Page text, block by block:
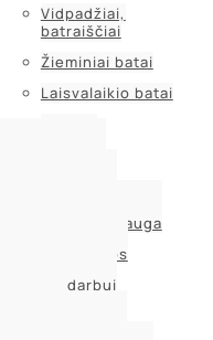
Vidpadžiai,
batraiščiai
Žieminiai batai
Laisvalaikio batai
Akių ir veido apsauga
Galvos apsaugos
Apsauga darbui